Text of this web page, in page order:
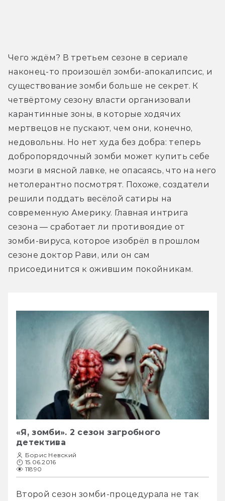
Чего ждём? В третьем сезоне в сериале
наконец-то произошёл зомби-апокалипсис, и
существование зомби больше не секрет. К
четвёртому сезону власти организовали
карантинные зоны, в которые ходячих
мертвецов не пускают, чем они, конечно,
недовольны. Но нет худа без добра: теперь
добропорядочный зомби может купить себе
мозги в мясной лавке, не опасаясь, что на него
нетолерантно посмотрят. Похоже, создатели
решили поддать весёлой сатиры на
современную Америку. Главная интрига
сезона — сработает ли противоядие от
зомби-вируса, которое изобрёл в прошлом
сезоне доктор Рави, или он сам
присоединится к ожившим покойникам.
«Я, зомби». 2 сезон загробного
детектива
Борис Невский
15.06.2016
11890
Второй сезон зомби-процедурала не так